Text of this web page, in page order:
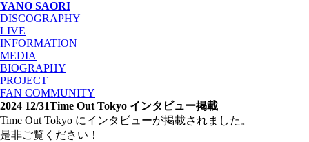
YANO SAORI
DISCOGRAPHY
LIVE
INFORMATION
MEDIA
BIOGRAPHY
PROJECT
FAN COMMUNITY
2024 12/31Time Out Tokyo インタビュー掲載
Time Out Tokyo にインタビューが掲載されました。
是非ご覧ください！